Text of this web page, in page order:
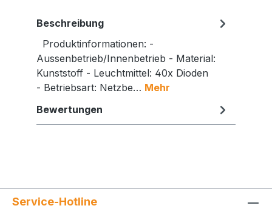
Beschreibung
Produktinformationen: -
Aussenbetrieb/Innenbetrieb - Material:
Kunststoff - Leuchtmittel: 40x Dioden
- Betriebsart: Netzbe… Mehr
Bewertungen
Service-Hotline